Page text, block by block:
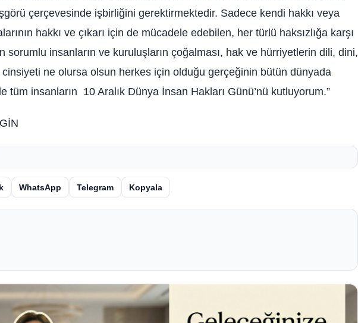
çerçevesinde işbirliğini gerektirmektedir. Sadece kendi hakkı veya
hakkı ve çıkarı için de mücadele edebilen, her türlü haksızlığa karşı
sorumlu insanların ve kuruluşların çoğalması, hak ve hürriyetlerin dili, dini,
cinsiyeti ne olursa olsun herkes için olduğu gerçeğinin bütün dünyada
tüm insanların 10 Aralık Dünya İnsan Hakları Günü’nü kutluyorum.”
WhatsApp Telegram Kopyala